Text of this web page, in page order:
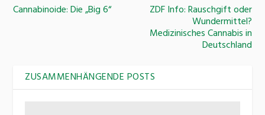
Cannabinoide: Die „Big 6“
ZDF Info: Rauschgift oder
Wundermittel?
Medizinisches Cannabis in
Deutschland
ZUSAMMENHÄNGENDE POSTS